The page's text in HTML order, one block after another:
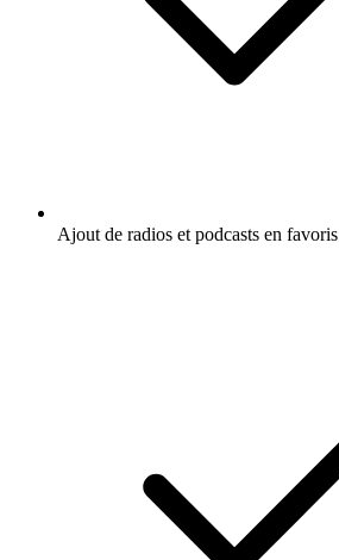
Ajout de radios et podcasts en favoris